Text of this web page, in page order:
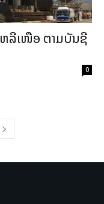
ລີເໜືອ ຕາມບັນຊີ
0